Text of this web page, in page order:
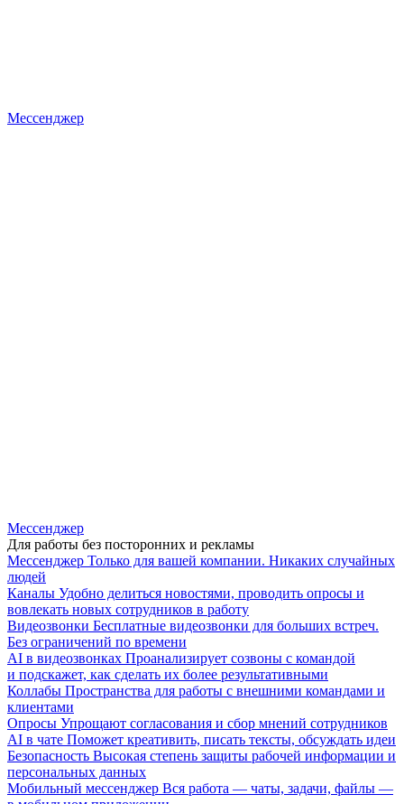
Мессенджер
Мессенджер
Для работы без посторонних и рекламы
Мессенджер Только для вашей компании. Никаких случайных
людей
Каналы Удобно делиться новостями, проводить опросы и
вовлекать новых сотрудников в работу
Видеозвонки Бесплатные видеозвонки для больших встреч.
Без ограничений по времени
AI в видеозвонках Проанализирует созвоны с командой
и подскажет, как сделать их более результативными
Коллабы Пространства для работы с внешними командами и
клиентами
Опросы Упрощают согласования и сбор мнений сотрудников
AI в чате Поможет креативить, писать тексты, обсуждать идеи
Безопасность Высокая степень защиты рабочей информации и
персональных данных
Мобильный мессенджер Вся работа — чаты, задачи, файлы —